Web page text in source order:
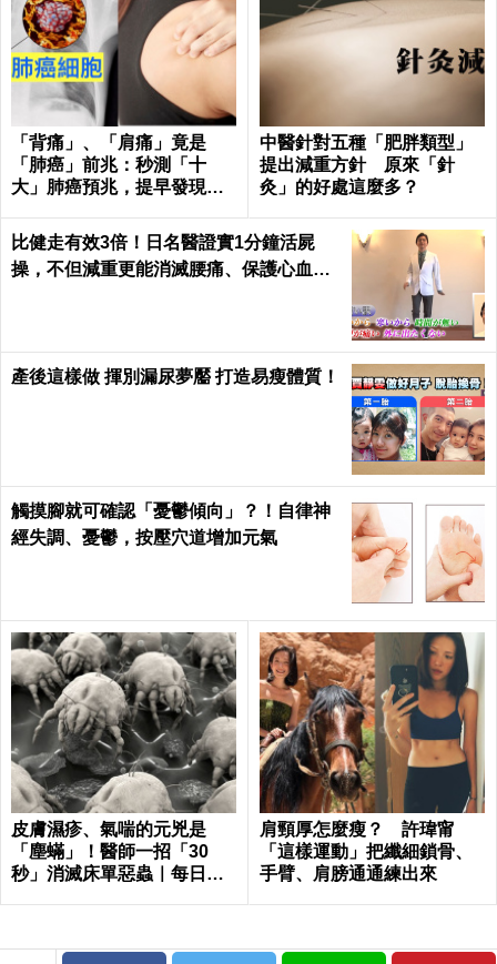
「背痛」、「肩痛」竟是
「肺癌」前兆：秒測「十
大」肺癌預兆，提早發現治
中醫針對五種「肥胖類型」
提出減重方針 原來「針
灸」的好處這麼多？
比健走有效3倍！日名醫證實1分鐘活屍
操，不但減重更能消滅腰痛、保護心血管
產後這樣做 揮別漏尿夢靨 打造易瘦體質！
觸摸腳就可確認「憂鬱傾向」？！自律神
經失調、憂鬱，按壓穴道增加元氣
皮膚濕疹、氣喘的元兇是
「塵蟎」！醫師一招「30
秒」消滅床單惡蟲｜每日健
肩頸厚怎麼瘦？ 許瑋甯
「這樣運動」把纖細鎖骨、
手臂、肩膀通通練出來